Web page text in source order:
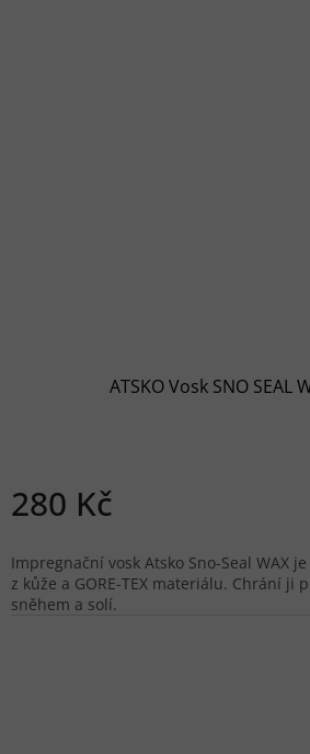
ATSKO Vosk SNO SEAL
280 Kč
Impregnační vosk Atsko Sno-Seal WAX
z kůže a GORE-TEX materiálu. Chrání ji
sněhem a solí.